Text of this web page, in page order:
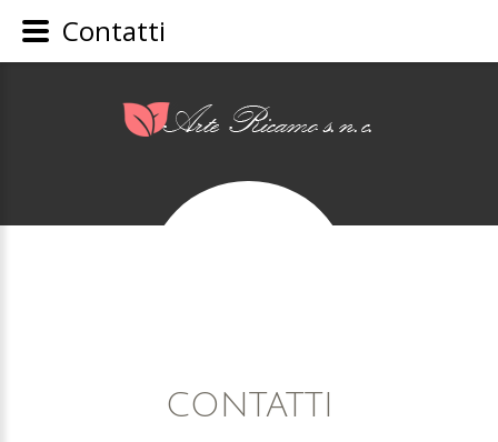
CONTATTI
Contatti